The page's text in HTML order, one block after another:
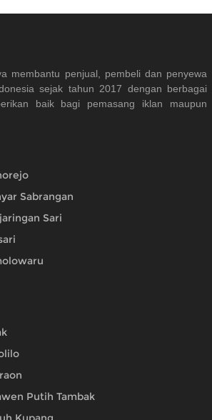
membantu penjual, pembeli dan penyewa
sejak tahun 2017 dengan berbagai
baik bagi pemasang iklan maupun
Sabrangan
Sari
Putih Tambak